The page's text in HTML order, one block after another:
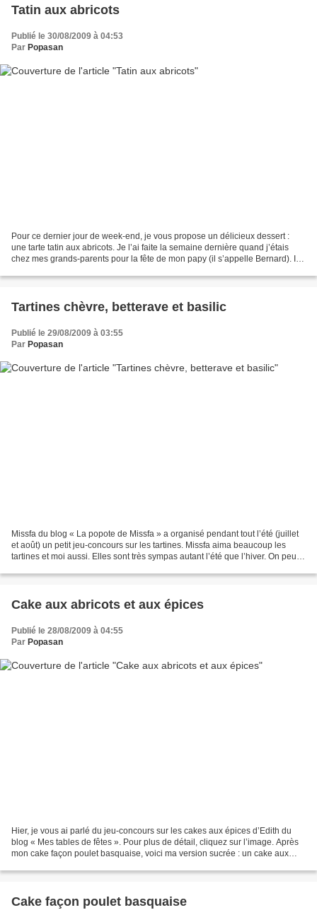
Tatin aux abricots
Publié le 30/08/2009 à 04:53
Par Popasan
Pour ce dernier jour de week-end, je vous propose un délicieux dessert :
une tarte tatin aux abricots. Je l’ai faite la semaine dernière quand j’étais
chez mes grands-parents pour la fête de mon papy (il s’appelle Bernard). Il
Tartines chèvre, betterave et basilic
Publié le 29/08/2009 à 03:55
Par Popasan
Missfa du blog « La popote de Missfa » a organisé pendant tout l’été (juillet
et août) un petit jeu-concours sur les tartines. Missfa aima beaucoup les
tartines et moi aussi. Elles sont très sympas autant l’été que l’hiver. On peut
Cake aux abricots et aux épices
Publié le 28/08/2009 à 04:55
Par Popasan
Hier, je vous ai parlé du jeu-concours sur les cakes aux épices d’Edith du
blog « Mes tables de fêtes ». Pour plus de détail, cliquez sur l’image. Après
mon cake façon poulet basquaise, voici ma version sucrée : un cake aux
Cake façon poulet basquaise